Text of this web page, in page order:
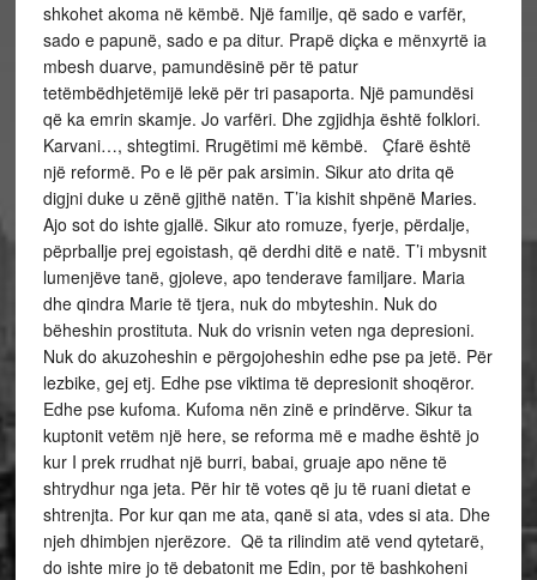
shkohet akoma në këmbë. Një familje, që sado e varfër,
sado e papunë, sado e pa ditur. Prapë diçka e mënxyrtë ia
mbesh duarve, pamundësinë për të patur
tetëmbëdhjetëmijë lekë për tri pasaporta. Një pamundësi
që ka emrin skamje. Jo varfëri. Dhe zgjidhja është folklori.
Karvani…, shtegtimi. Rrugëtimi më këmbë. Çfarë është
një reformë. Po e lë për pak arsimin. Sikur ato drita që
digjni duke u zënë gjithë natën. T’ia kishit shpënë Maries.
Ajo sot do ishte gjallë. Sikur ato romuze, fyerje, përdalje,
pëprballje prej egoistash, që derdhi ditë e natë. T’i mbysnit
lumenjëve tanë, gjoleve, apo tenderave familjare. Maria
dhe qindra Marie të tjera, nuk do mbyteshin. Nuk do
bëheshin prostituta. Nuk do vrisnin veten nga depresioni.
Nuk do akuzoheshin e përgojoheshin edhe pse pa jetë. Për
lezbike, gej etj. Edhe pse viktima të depresionit shoqëror.
Edhe pse kufoma. Kufoma nën zinë e prindërve. Sikur ta
kuptonit vetëm një here, se reforma më e madhe është jo
kur I prek rrudhat një burri, babai, gruaje apo nëne të
shtrydhur nga jeta. Për hir të votes që ju të ruani dietat e
shtrenjta. Por kur qan me ata, qanë si ata, vdes si ata. Dhe
njeh dhimbjen njerëzore. Që ta rilindim atë vend qytetarë,
do ishte mire jo të debatonit me Edin, por të bashkoheni